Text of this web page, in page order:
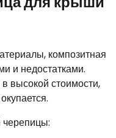
композитная
и недостатками.
высокой стоимости,